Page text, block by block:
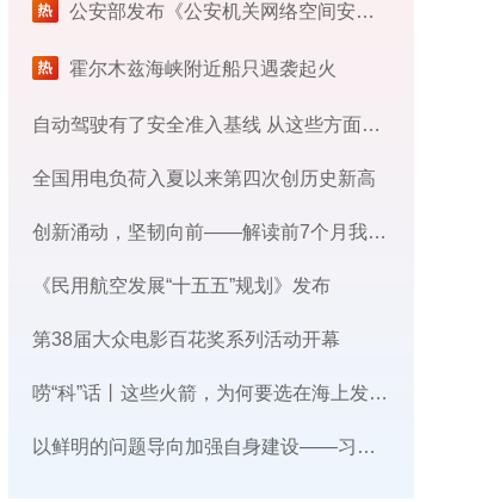
公安部发布《公安机关网络空间安全监督检查办法》
霍尔木兹海峡附近船只遇袭起火
自动驾驶有了安全准入基线 从这些方面读懂新国标
全国用电负荷入夏以来第四次创历史新高
创新涌动，坚韧向前——解读前7个月我国外贸成绩单
《民用航空发展“十五五”规划》发布
第38届大众电影百花奖系列活动开幕
唠“科”话丨这些火箭，为何要选在海上发射​？
​以鲜明的问题导向加强自身建设——习近平党建思想理论品格系列述评之三